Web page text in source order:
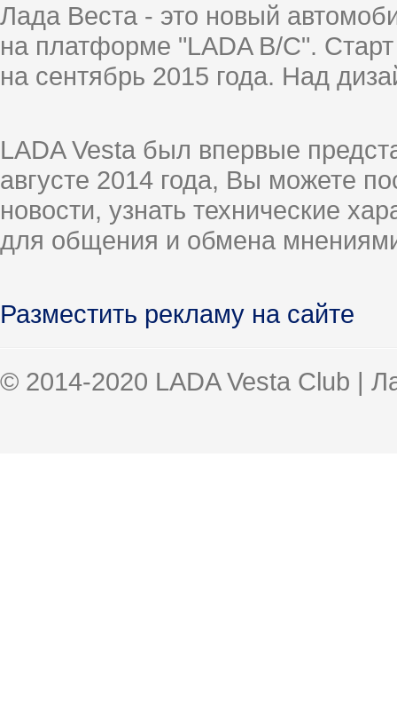
Лада Веста - это новый
на платформе "LADA B/C".
на сентябрь 2015 года. Над
LADA Vesta был впервые
августе 2014 года, Вы можете
новости, узнать технические
для общения и обмена
Разместить рекламу на сайте
© 2014-2020 LADA Vesta Club |